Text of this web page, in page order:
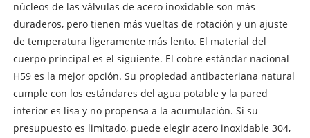
núcleos de las válvulas de acero inoxidable son más
duraderos, pero tienen más vueltas de rotación y un ajuste
de temperatura ligeramente más lento. El material del
cuerpo principal es el siguiente. El cobre estándar nacional
H59 es la mejor opción. Su propiedad antibacteriana natural
cumple con los estándares del agua potable y la pared
interior es lisa y no propensa a la acumulación. Si su
presupuesto es limitado, puede elegir acero inoxidable 304,